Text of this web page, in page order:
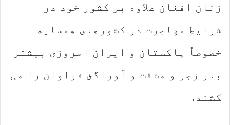
زنان افغان علاوه بر کشور خود در
شرایط مهاجرت در کشورهای همسایه
خصوصاً پاکستان و ایران امروزی بیشتر
بار زجر و مشقت و آوراگئ فراوان را می
کشند.